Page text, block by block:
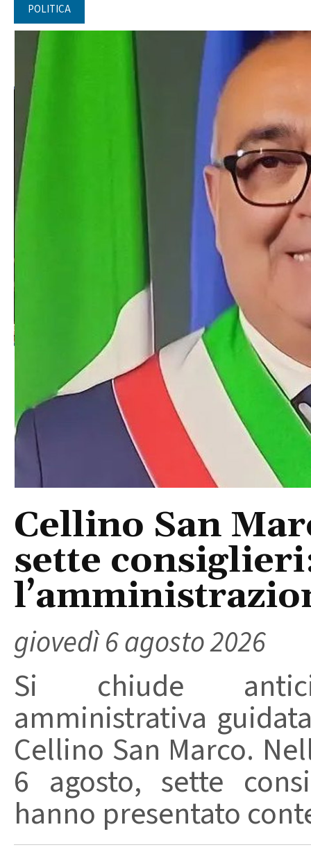
POLITICA
Cellino San
sette
giovedì 6 agosto 2026
Si chiude
amministrativa
Cellino San Marco.
6 agosto, sette
hanno presentato